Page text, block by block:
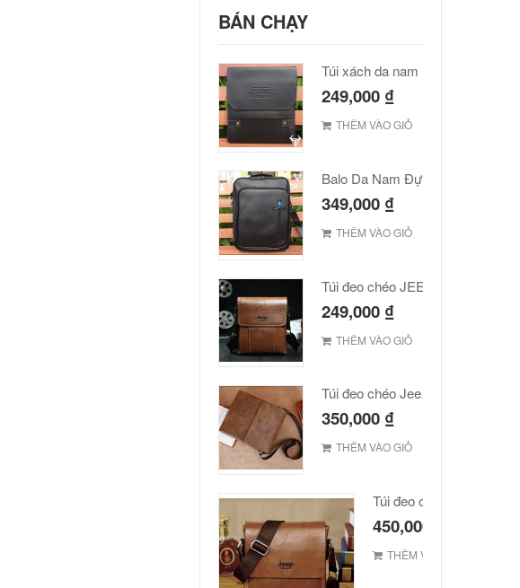
BÁN CHẠY
249,000 ₫
THÊM VÀO GIỎ
Balo Da Nam Đựng Laptop Đẹp Giá Rẻ
349,000 ₫
THÊM VÀO GIỎ
249,000 ₫
THÊM VÀO GIỎ
Túi đeo chéo Jeep giá rẻ JR03
350,000 ₫
THÊM VÀO GIỎ
Túi đeo chéo JEEP giá
450,000
THÊM VÀO GIỎ